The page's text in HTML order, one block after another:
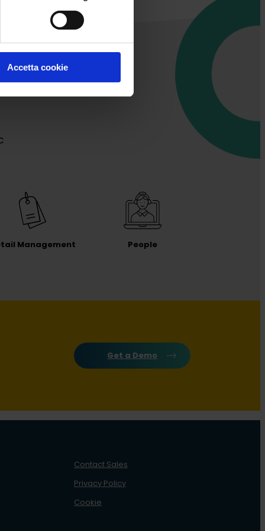
Accetta cookie
Management People
Get a Demo
Contact Sales
Privacy Policy
Cookie